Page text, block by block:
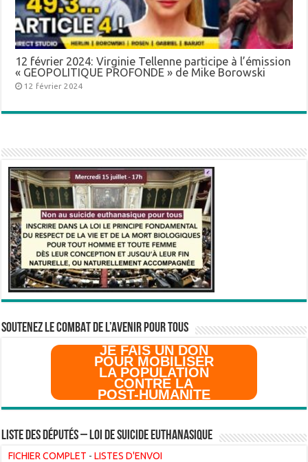
12 février 2024: Virginie Tellenne participe à l’émission
« GEOPOLITIQUE PROFONDE » de Mike Borowski
12 février 2024
SOUTENEZ LE COMBAT DE L’AVenir pour Tous
JE FAIS UN DON
POUR MOBILISER
LA POPULATION
CONTRE LA
POST-HUMANITE
Liste des Députés – Loi de suicide euthanasique
FICHIER COMPLET -LISTES D'ENVOI